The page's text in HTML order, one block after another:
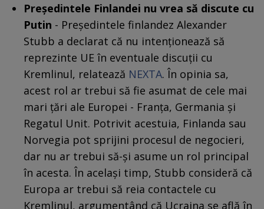
Președintele Finlandei nu vrea să discute cu
Putin - Președintele finlandez Alexander
Stubb a declarat că nu intenționează să
reprezinte UE în eventuale discuții cu
Kremlinul, relatează NEXTA. În opinia sa,
acest rol ar trebui să fie asumat de cele mai
mari țări ale Europei - Franța, Germania și
Regatul Unit. Potrivit acestuia, Finlanda sau
Norvegia pot sprijini procesul de negocieri,
dar nu ar trebui să-și asume un rol principal
în acesta. În același timp, Stubb consideră că
Europa ar trebui să reia contactele cu
Kremlinul, argumentând că Ucraina se află în